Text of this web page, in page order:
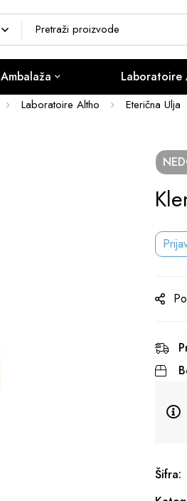
Ambalaža Laboratoire
Laboratoire Altho Eterična Ulja
Šifra: